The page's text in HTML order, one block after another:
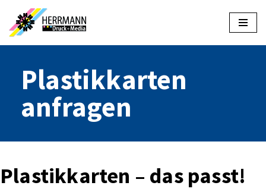
Zum
Inhalt
Plastikkarten
anfragen
Plastikkarten – das passt!